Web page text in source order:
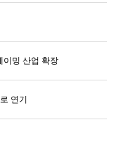
이밍 산업 확장
연기